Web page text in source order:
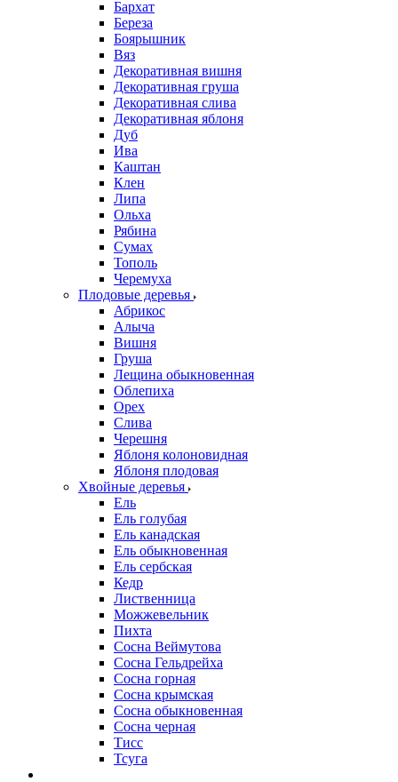
Бархат
Береза
Боярышник
Вяз
Декоративная вишня
Декоративная груша
Декоративная слива
Декоративная яблоня
Дуб
Ива
Каштан
Клен
Липа
Ольха
Рябина
Сумах
Тополь
Черемуха
Плодовые деревья
Абрикос
Алыча
Вишня
Груша
Лещина обыкновенная
Облепиха
Орех
Слива
Черешня
Яблоня колоновидная
Яблоня плодовая
Хвойные деревья
Ель
Ель голубая
Ель канадская
Ель обыкновенная
Ель сербская
Кедр
Лиственница
Можжевельник
Пихта
Сосна Веймутова
Сосна Гельдрейха
Сосна горная
Сосна крымская
Сосна обыкновенная
Сосна черная
Тисс
Тсуга